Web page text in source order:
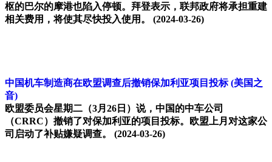
枢的巴尔的摩港也陷入停顿。拜登表示，联邦政府将承担重建
相关费用，将使其尽快投入使用。 (2024-03-26)
中国机车制造商在欧盟调查后撤销保加利亚项目投标 (美国之
音)
欧盟委员会星期二（3月26日）说，中国的中车公司
（CRRC）撤销了对保加利亚的项目投标。欧盟上月对这家公
司启动了补贴嫌疑调查。
(2024-03-26)